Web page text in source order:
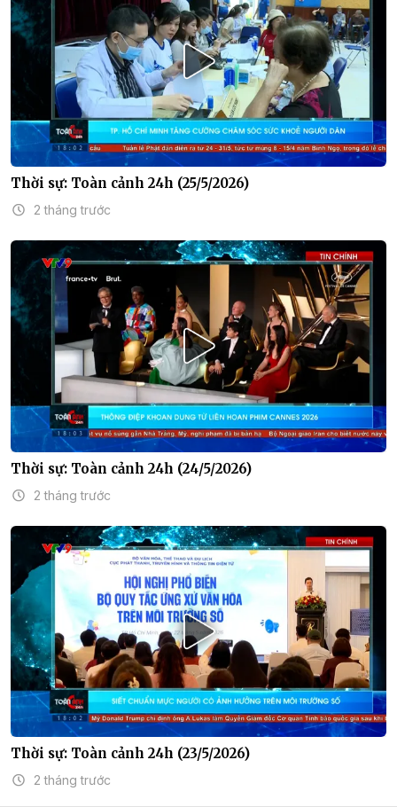
Thời sự: Toàn cảnh 24h (25/5/2026)
2 tháng trước
Thời sự: Toàn cảnh 24h (24/5/2026)
2 tháng trước
Thời sự: Toàn cảnh 24h (23/5/2026)
2 tháng trước